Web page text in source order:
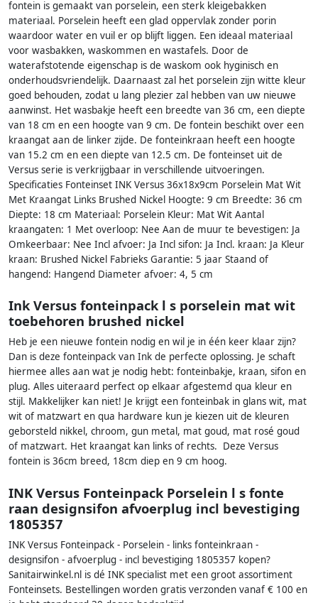
fontein is gemaakt van porselein, een sterk kleigebakken
materiaal. Porselein heeft een glad oppervlak zonder porin
waardoor water en vuil er op blijft liggen. Een ideaal materiaal
voor wasbakken, waskommen en wastafels. Door de
waterafstotende eigenschap is de waskom ook hyginisch en
onderhoudsvriendelijk. Daarnaast zal het porselein zijn witte kleur
goed behouden, zodat u lang plezier zal hebben van uw nieuwe
aanwinst. Het wasbakje heeft een breedte van 36 cm, een diepte
van 18 cm en een hoogte van 9 cm. De fontein beschikt over een
kraangat aan de linker zijde. De fonteinkraan heeft een hoogte
van 15.2 cm en een diepte van 12.5 cm. De fonteinset uit de
Versus serie is verkrijgbaar in verschillende uitvoeringen.
Specificaties Fonteinset INK Versus 36x18x9cm Porselein Mat Wit
Met Kraangat Links Brushed Nickel Hoogte: 9 cm Breedte: 36 cm
Diepte: 18 cm Materiaal: Porselein Kleur: Mat Wit Aantal
kraangaten: 1 Met overloop: Nee Aan de muur te bevestigen: Ja
Omkeerbaar: Nee Incl afvoer: Ja Incl sifon: Ja Incl. kraan: Ja Kleur
kraan: Brushed Nickel Fabrieks Garantie: 5 jaar Staand of
hangend: Hangend Diameter afvoer: 4, 5 cm
Ink Versus fonteinpack l s porselein mat wit
toebehoren brushed nickel
Heb je een nieuwe fontein nodig en wil je in één keer klaar zijn?
Dan is deze fonteinpack van Ink de perfecte oplossing. Je schaft
hiermee alles aan wat je nodig hebt: fonteinbakje, kraan, sifon en
plug. Alles uiteraard perfect op elkaar afgestemd qua kleur en
stijl. Makkelijker kan niet! Je krijgt een fonteinbak in glans wit, mat
wit of matzwart en qua hardware kun je kiezen uit de kleuren
geborsteld nikkel, chroom, gun metal, mat goud, mat rosé goud
of matzwart. Het kraangat kan links of rechts. Deze Versus
fontein is 36cm breed, 18cm diep en 9 cm hoog.
INK Versus Fonteinpack Porselein l s fonte
raan designsifon afvoerplug incl bevestiging
1805357
INK Versus Fonteinpack - Porselein - links fonteinkraan -
designsifon - afvoerplug - incl bevestiging 1805357 kopen?
Sanitairwinkel.nl is dé INK specialist met een groot assortiment
Fonteinsets. Bestellingen worden gratis verzonden vanaf € 100 en